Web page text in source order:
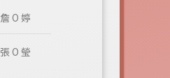
詹O婷
張O瑩